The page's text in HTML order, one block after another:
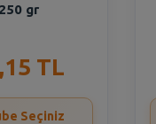
250 gr
TL
Seçiniz